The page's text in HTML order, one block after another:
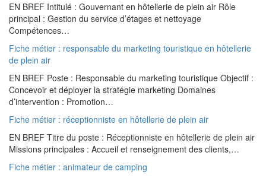
EN BREF Intitulé : Gouvernant en hôtellerie de plein air Rôle
principal : Gestion du service d’étages et nettoyage
Compétences…
Fiche métier : responsable du marketing touristique en hôtellerie
de plein air
EN BREF Poste : Responsable du marketing touristique Objectif :
Concevoir et déployer la stratégie marketing Domaines
d’intervention : Promotion…
Fiche métier : réceptionniste en hôtellerie de plein air
EN BREF Titre du poste : Réceptionniste en hôtellerie de plein air
Missions principales : Accueil et renseignement des clients,…
Fiche métier : animateur de camping